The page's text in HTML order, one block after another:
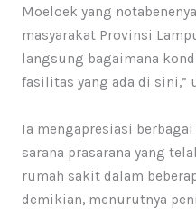
Moeloek yang
masyarakat Provinsi
langsung bagaimana
fasilitas yang ada di sini,”
Ia mengapresiasi
sarana prasarana yang
rumah sakit dalam
demikian, menurutnya